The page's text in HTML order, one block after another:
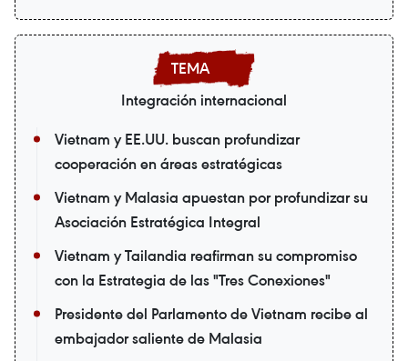
Integración internacional
Vietnam y EE.UU. buscan profundizar
cooperación en áreas estratégicas
Vietnam y Malasia apuestan por profundizar su
Asociación Estratégica Integral
Vietnam y Tailandia reafirman su compromiso
con la Estrategia de las "Tres Conexiones"
Presidente del Parlamento de Vietnam recibe al
embajador saliente de Malasia